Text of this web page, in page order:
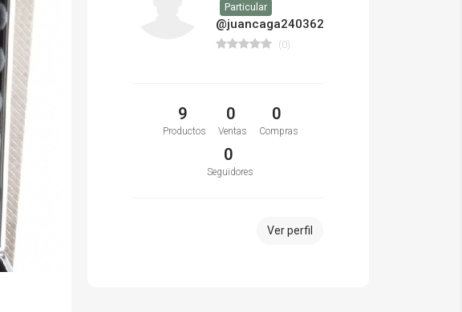
Particular
@juancaga240362
(0)
9
Productos
0
Ventas
0
Compras
0
Seguidores
Ver perfil